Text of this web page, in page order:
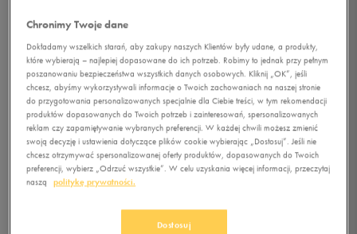
Chronimy Twoje dane
Dokładamy wszelkich starań, aby zakupy naszych Klientów były udane, a produkty,
które wybierają – najlepiej dopasowane do ich potrzeb. Robimy to jednak przy pełnym
poszanowaniu bezpieczeństwa wszystkich danych osobowych. Kliknij „OK”, jeśli
chcesz, abyśmy wykorzystywali informacje o Twoich zachowaniach na naszej stronie
do przygotowania personalizowanych specjalnie dla Ciebie treści, w tym rekomendacji
produktów dopasowanych do Twoich potrzeb i zainteresowań, spersonalizowanych
reklam czy zapamiętywanie wybranych preferencji. W każdej chwili możesz zmienić
swoją decyzję i ustawienia dotyczące plików cookie wybierając „Dostosuj”. Jeśli nie
chcesz otrzymywać spersonalizowanej oferty produktów, dopasowanych do Twoich
preferencji, wybierz „Odrzuć wszystkie”. W celu uzyskania więcej informacji, przeczytaj
naszą
politykę prywatności.
Dostosuj